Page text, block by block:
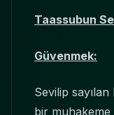
Taassubun
Güvenmek:
Sevilip
bir